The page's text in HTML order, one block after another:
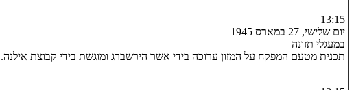
13:15
יום שלישי, 27 במארס 1945
במעגלי תזונה
תכנית מטעם המפקח על המזון ערוכה בידי אשר הירשברג ומוגשת בידי קבוצת אילנה.